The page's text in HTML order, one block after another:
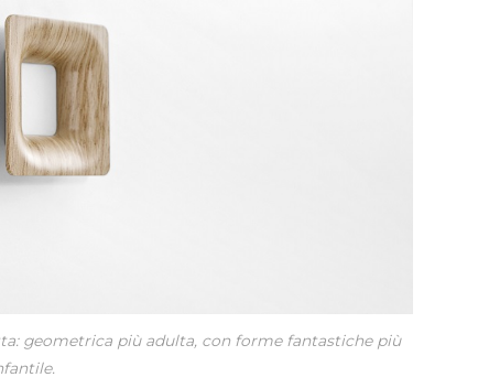
geometrica più adulta, con forme fantastiche più